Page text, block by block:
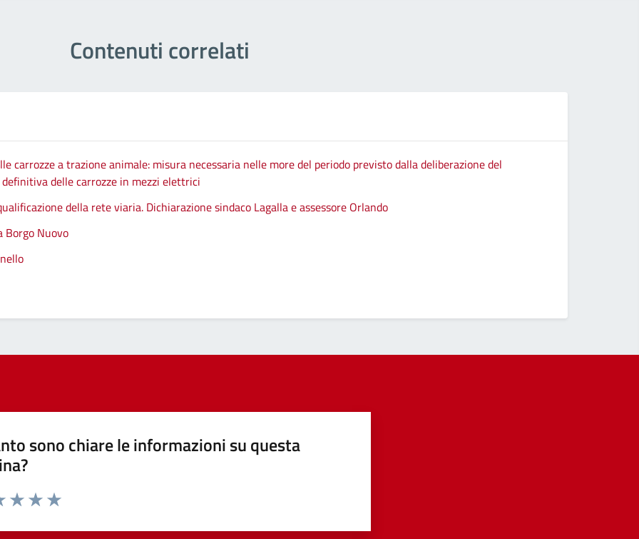
Contenuti correlati
carrozze a trazione animale: misura necessaria nelle more del periodo previsto dalla deliberazione del
delle carrozze in mezzi elettrici
della rete viaria. Dichiarazione sindaco Lagalla e assessore Orlando
Borgo Nuovo
sono chiare le informazioni su questa